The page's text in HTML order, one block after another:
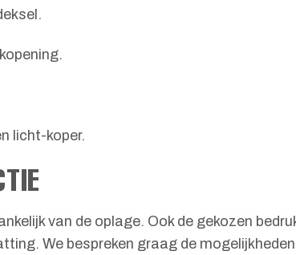
licht-koper.
van de oplage. Ook de gekozen
We bespreken graag de